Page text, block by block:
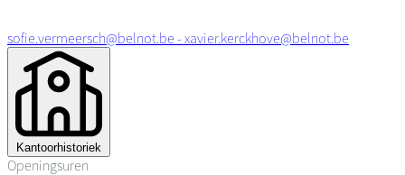
sofie.vermeersch@belnot.be - xavier.kerckhove@belnot.be
Kantoorhistoriek
Openingsuren